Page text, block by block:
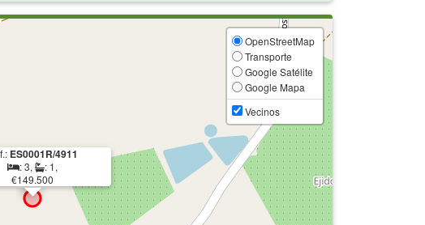
ES0001R/4911
: 3,
: 1,
€149.500
OpenStreetMap
Transporte
Google Satélite
Google Mapa
Vecinos